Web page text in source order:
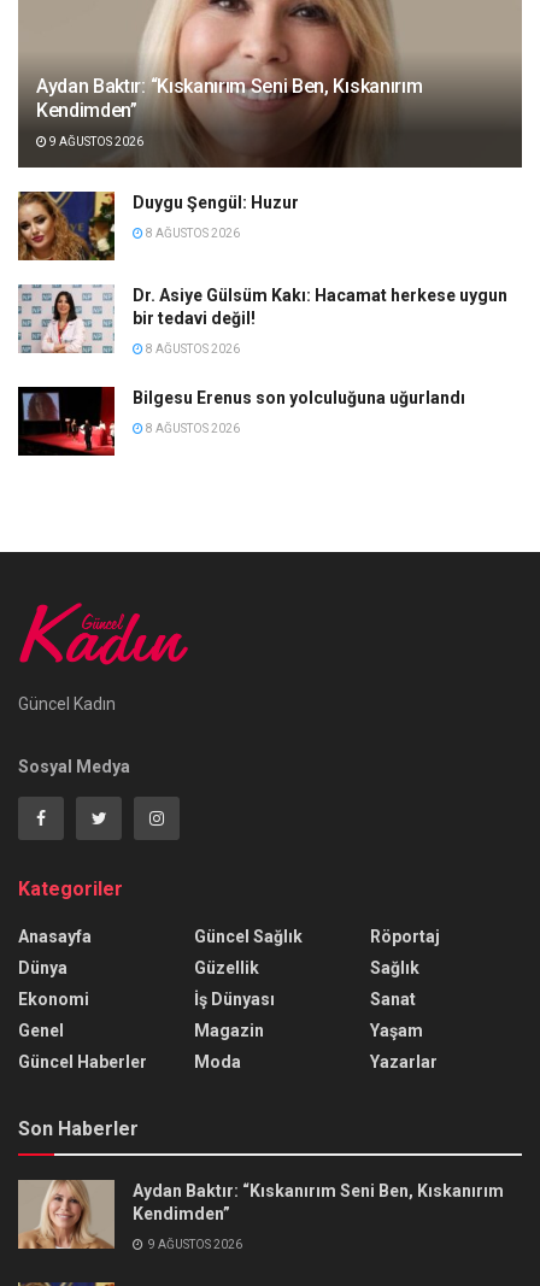
Aydan Baktır: “Kıskanırım Seni Ben, Kıskanırım
Kendimden”
9 AĞUSTOS 2026
Duygu Şengül: Huzur
8 AĞUSTOS 2026
Dr. Asiye Gülsüm Kakı: Hacamat herkese uygun
bir tedavi değil!
8 AĞUSTOS 2026
Bilgesu Erenus son yolculuğuna uğurlandı
8 AĞUSTOS 2026
Güncel Kadın
Sosyal Medya
Kategoriler
Anasayfa
Dünya
Ekonomi
Genel
Güncel Haberler
Güncel Sağlık
Güzellik
İş Dünyası
Magazin
Moda
Röportaj
Sağlık
Sanat
Yaşam
Yazarlar
Son Haberler
Aydan Baktır: “Kıskanırım Seni Ben, Kıskanırım
Kendimden”
9 AĞUSTOS 2026